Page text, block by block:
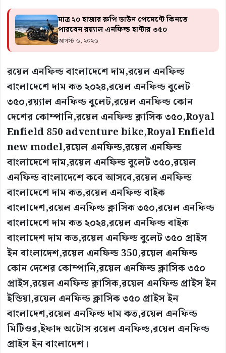
মাত্র ২০ হাজার রুপি ডাউন পেমেন্টে কিনতে
পারবেন রয়্যাল এনফিল্ড হান্টার ৩৫০
আগস্ট ৬, ২০২৬
রয়েল এনফিল্ড বাংলাদেশে দাম,রয়েল এনফিল্ড
বাংলাদেশে দাম কত ২০২৪,রয়েল এনফিল্ড বুলেট
৩৫০,রয়্যাল এনফিল্ড বুলেট,রয়েল এনফিল্ড কোন
দেশের কোম্পানি,রয়েল এনফিল্ড ক্লাসিক ৩৫০,Royal
Enfield 850 adventure bike,Royal Enfield
new model,রয়েল এনফিল্ড,রয়েল এনফিল্ড
বাংলাদেশে দাম,রয়েল এনফিল্ড বুলেট ৩৫০,রয়েল
এনফিল্ড বাংলাদেশে কবে আসবে,রয়েল এনফিল্ড
বাংলাদেশে দাম কত,রয়েল এনফিল্ড বাইক
বাংলাদেশ,রয়েল এনফিল্ড ক্লাসিক ৩৫০,রয়েল এনফিল্ড
বাংলাদেশে দাম কত ২০২৪,রয়েল এনফিল্ড বাইক
বাংলাদেশ দাম কত,রয়েল এনফিল্ড বুলেট ৩৫০ প্রাইস
ইন বাংলাদেশ,রয়েল এনফিল্ড 350,রয়েল এনফিল্ড
কোন দেশের কোম্পানি,রয়েল এনফিল্ড ক্লাসিক ৩৫০
প্রাইস,রয়েল এনফিল্ড ক্লাসিক,রয়েল এনফিল্ড প্রাইস ইন
ইন্ডিয়া,রয়েল এনফিল্ড ক্লাসিক ৩৫০ প্রাইস ইন
বাংলাদেশ,রয়েল এনফিল্ড দাম কত,রয়েল এনফিল্ড
মিটিওর,ইফাদ অটোস রয়েল এনফিল্ড,রয়েল এনফিল্ড
প্রাইস ইন বাংলাদেশ।